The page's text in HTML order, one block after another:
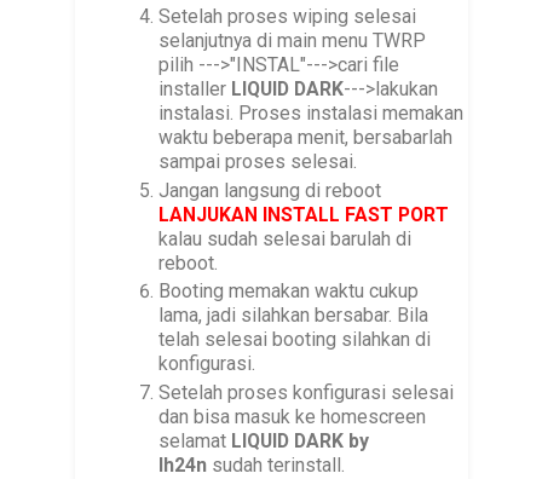
Setelah proses wiping selesai
selanjutnya di main menu TWRP
pilih --->"INSTAL"--->cari file
installer LIQUID DARK--->lakukan
instalasi. Proses instalasi memakan
waktu beberapa menit, bersabarlah
sampai proses selesai.
Jangan langsung di reboot
LANJUKAN INSTALL FAST PORT
kalau sudah selesai barulah di
reboot.
Booting memakan waktu cukup
lama, jadi silahkan bersabar. Bila
telah selesai booting silahkan di
konfigurasi.
Setelah proses konfigurasi selesai
dan bisa masuk ke homescreen
selamat LIQUID DARK by
Ih24n sudah terinstall.